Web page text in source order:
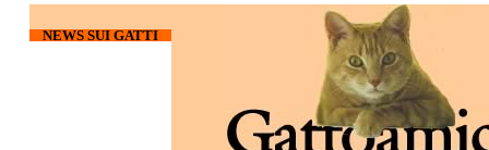
NEWS SUI GATTI